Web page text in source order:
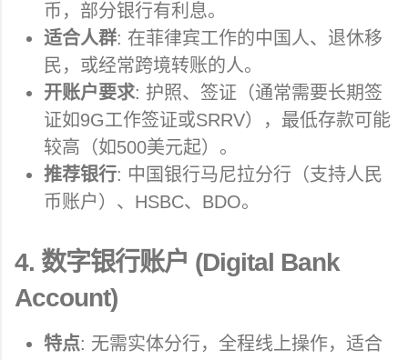
币，部分银行有利息。
适合人群: 在菲律宾工作的中国人、退休移
民，或经常跨境转账的人。
开账户要求: 护照、签证（通常需要长期签
证如9G工作签证或SRRV），最低存款可能
较高（如500美元起）。
推荐银行: 中国银行马尼拉分行（支持人民
币账户）、HSBC、BDO。
4. 数字银行账户 (Digital Bank
Account)
特点: 无需实体分行，全程线上操作，适合